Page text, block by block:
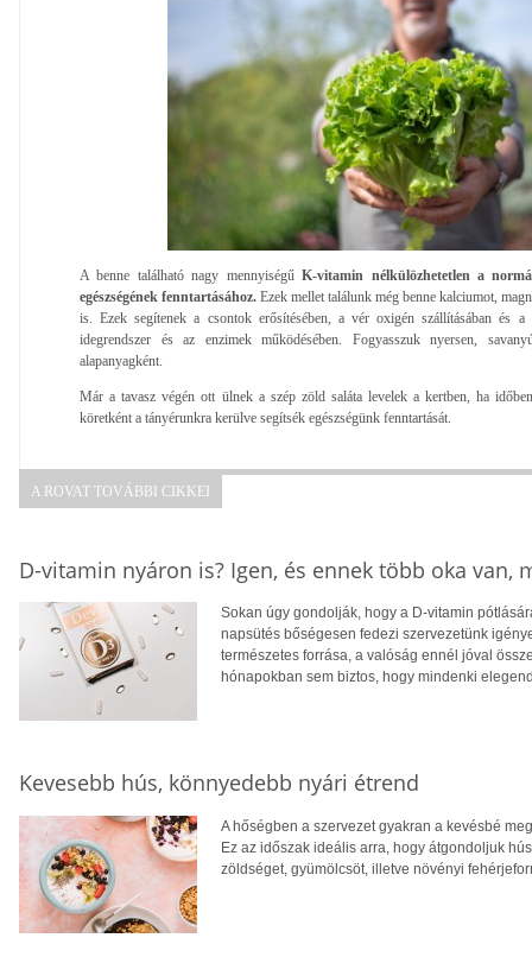
A benne található nagy mennyiségűK-vitamin nélkülözhetetlen a
egészségének fenntartásához. Ezek mellet találunk még benne kalciumot,
is. Ezek segítenek a csontok erősítésében, a vér oxigén szállításában és a
idegrendszer és az enzimek működésében. Fogyasszuk nyersen,
alapanyagként.
Már a tavasz végén ott ülnek a szép zöld saláta levelek a kertben, ha
köretként a tányérunkra kerülve segítsék egészségünk fenntartását.
A ROVAT TOVÁBBI CIKKEI
D-vitamin nyáron is? Igen, és ennek több oka van,
Sokan úgy gondolják, hogy a D-vitamin
napsütés bőségesen fedezi szervezetünk
természetes forrása, a valóság ennél jóval
hónapokban sem biztos, hogy mindenki
Kevesebb hús, könnyedebb nyári étrend
A hőségben a szervezet gyakran a kevésbé
Ez az időszak ideális arra, hogy átgondoljuk
zöldséget, gyümölcsöt, illetve növényi